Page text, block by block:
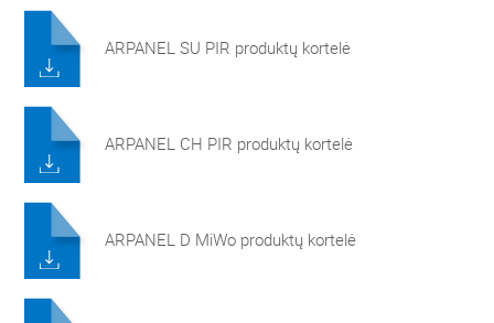
ARPANEL SU PIR produktų kortelė
ARPANEL CH PIR produktų kortelė
ARPANEL D MiWo produktų kortelė